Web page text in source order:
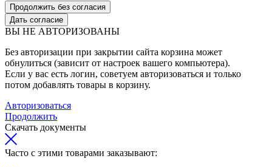
Продолжить без согласия
Дать согласие
ВЫ НЕ АВТОРИЗОВАНЫ
Без авторизации при закрытии сайта корзина может
обнулиться (зависит от настроек вашего компьютера).
Если у вас есть логин, советуем авторизоваться и только
потом добавлять товары в корзину.
Авторизоваться
Продолжить
Скачать документы
Часто с этими товарами заказывают: